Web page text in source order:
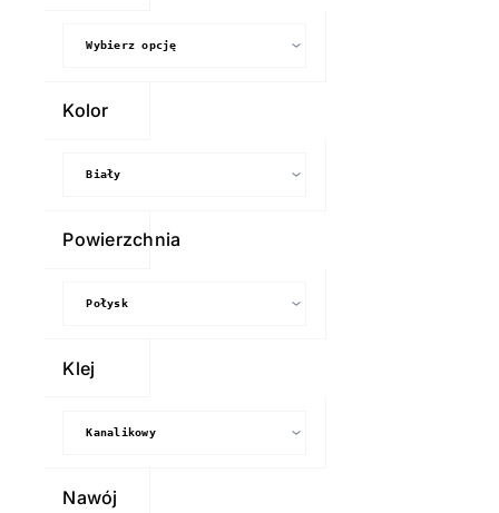
Kolor
Powierzchnia
Klej
Nawój